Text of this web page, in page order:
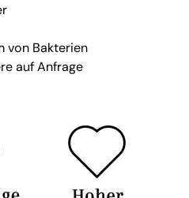
von Bakterien
auf Anfrage